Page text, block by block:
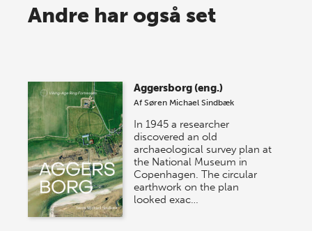
Spar op til 70% til sommer-
onsdag den 10. j…
Andre har også set
Aggersborg (eng.)
AfSøren Michael Sindbæk
In 1945 a researcher
discovered an old
archaeological survey plan at
the National Museum in
Copenhagen. The circular
earthwork on the plan
looked exac…